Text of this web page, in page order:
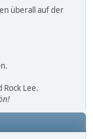
überall auf der
Rock Lee.